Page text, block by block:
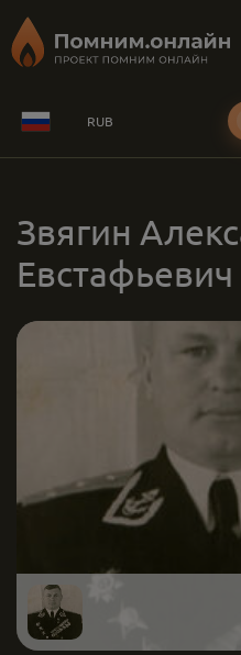
RUB
Звягин
Евстафьевич